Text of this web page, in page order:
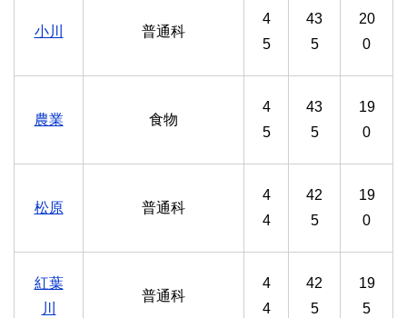
小川 普通科
4
5
43
5
20
0
農業 食物
4
5
43
5
19
0
松原 普通科
4
4
42
5
19
0
紅葉
川
普通科
4
4
42
5
19
5